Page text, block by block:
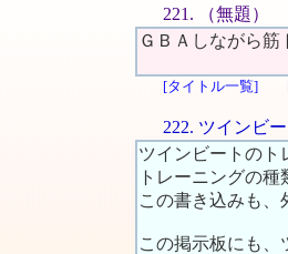
221. （無題）
ＧＢＡしながら筋
[タイトル一覧]
222. ツインビ
ツインビートのト
トレーニングの
この書き込みも、
この掲示板にも、